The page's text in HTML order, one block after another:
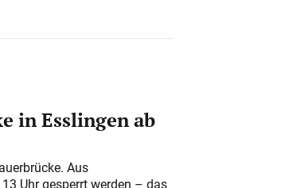
in Esslingen ab
Aus
Uhr gesperrt werden – das